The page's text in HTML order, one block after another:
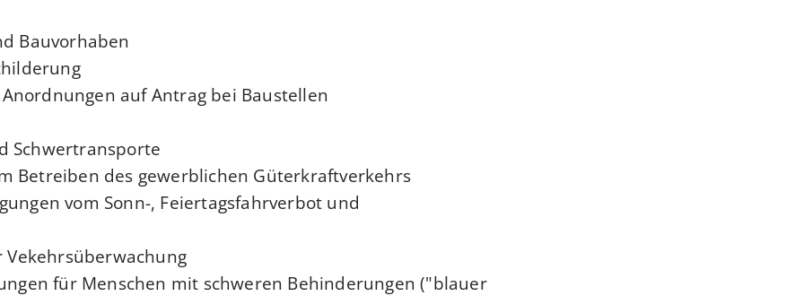
Bauvorhaben
auf Antrag bei Baustellen
Schwertransporte
Betreiben des gewerblichen Güterkraftverkehrs
vom Sonn-, Feiertagsfahrverbot und
für Menschen mit schweren Behinderungen ("blauer